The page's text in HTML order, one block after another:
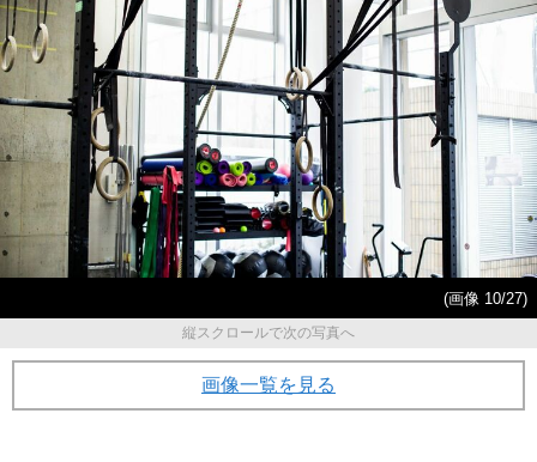
(画像 10/27)
縦スクロールで次の写真へ
画像一覧を見る